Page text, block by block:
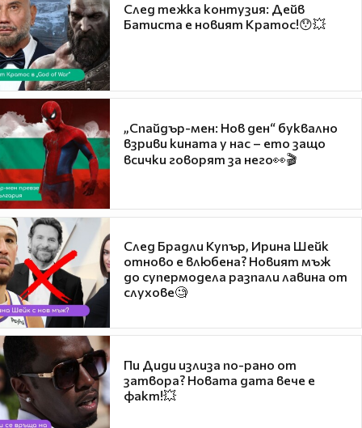
След тежка контузия: Дейв
Батиста е новият Кратос!😯💥
„Спайдър-мен: Нов ден“ буквално
взриви кината у нас – ето защо
всички говорят за него👀🎬
След Брадли Купър, Ирина Шейк
отново е влюбена? Новият мъж
до супермодела разпали лавина от
слухове🧐
Пи Диди излиза по-рано от
затвора? Новата дата вече е
факт!💥